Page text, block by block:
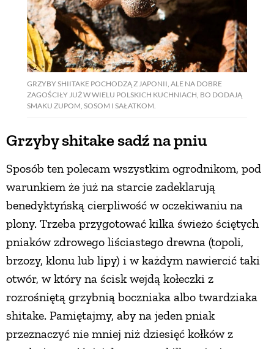
GRZYBY SHIITAKE POCHODZĄ Z JAPONII, ALE NA DOBRE
ZAGOŚCIŁY JUŻ W WIELU POLSKICH KUCHNIACH, BO DODAJĄ
SMAKU ZUPOM, SOSOM I SAŁATKOM.
Grzyby shitake sadź na pniu
Sposób ten polecam wszystkim ogrodnikom, pod
warunkiem że już na starcie zadeklarują
benedyktyńską cierpliwość w oczekiwaniu na
plony. Trzeba przygotować kilka świeżo ściętych
pniaków zdrowego liściastego drewna (topoli,
brzozy, klonu lub lipy) i w każdym nawiercić taki
otwór, w który na ścisk wejdą kołeczki z
rozrośniętą grzybnią boczniaka albo twardziaka
shitake. Pamiętajmy, aby na jeden pniak
przeznaczyć nie mniej niż dziesięć kołków z